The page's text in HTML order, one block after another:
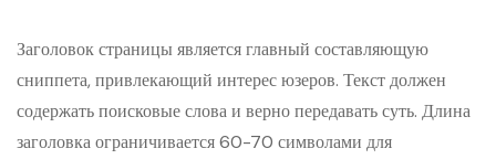
Заголовок страницы является главный составляющую
сниппета, привлекающий интерес юзеров. Текст должен
содержать поисковые слова и верно передавать суть. Длина
заголовка ограничивается 60-70 символами для